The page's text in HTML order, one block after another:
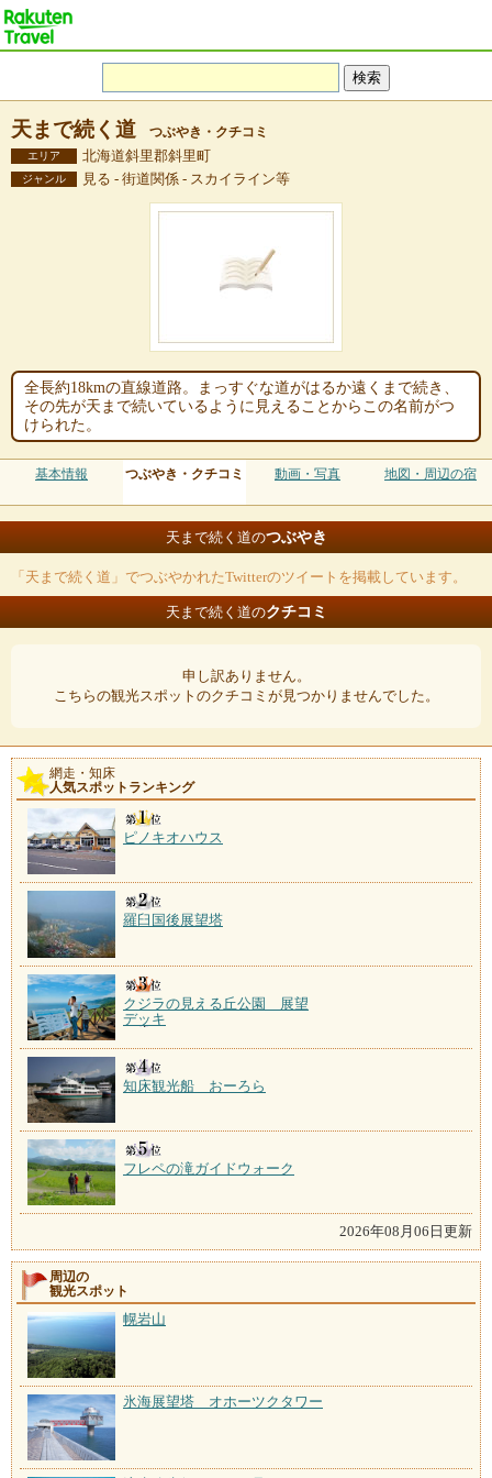
天まで続く道 つぶやき・クチコミ
エリア 北海道斜里郡斜里町
ジャンル 見る - 街道関係 - スカイライン等
全長約18kmの直線道路。まっすぐな道がはるか遠くまで続き、
その先が天まで続いているように見えることからこの名前がつ
けられた。
基本情報 つぶやき・クチコミ 動画・写真 地図・周辺の宿
天まで続く道のつぶやき
「天まで続く道」でつぶやかれたTwitterのツイートを掲載しています。
天まで続く道のクチコミ
申し訳ありません。
こちらの観光スポットのクチコミが見つかりませんでした。
網走・知床
人気スポットランキング
ピノキオハウス
羅臼国後展望塔
クジラの見える丘公園 展望
デッキ
知床観光船 おーろら
フレペの滝ガイドウォーク
2026年08月06日更新
周辺の
観光スポット
幌岩山
氷海展望塔 オホーツクタワー